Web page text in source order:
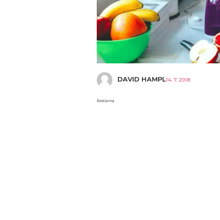
DAVID HAMPL14. 7. 2018
Reklama